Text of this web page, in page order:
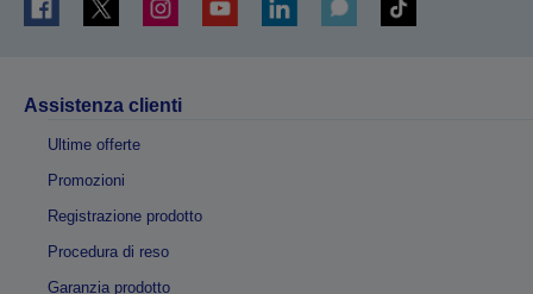
Assistenza clienti
Ultime offerte
Promozioni
Registrazione prodotto
Procedura di reso
Garanzia prodotto